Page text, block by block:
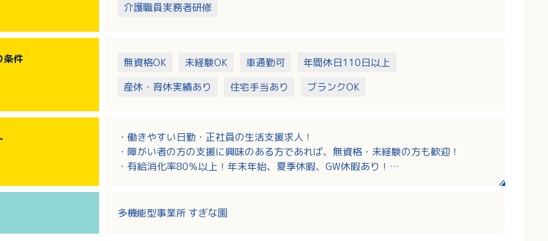
介護職員実務者研修
条件 無資格OK 未経験OK 車通勤可
年間休日110日以上
産休・育休実績あり
住宅手当あり ブランクOK
・働きやすい日勤・正社員の生活支援求人！
・障がい者の方の支援に興味のある方であれば、無資格・未経験の方も歓迎！
・有給消化率80％以上！年末年始、夏季休暇、GW休暇あり！
多機能型事業所 すぎな園